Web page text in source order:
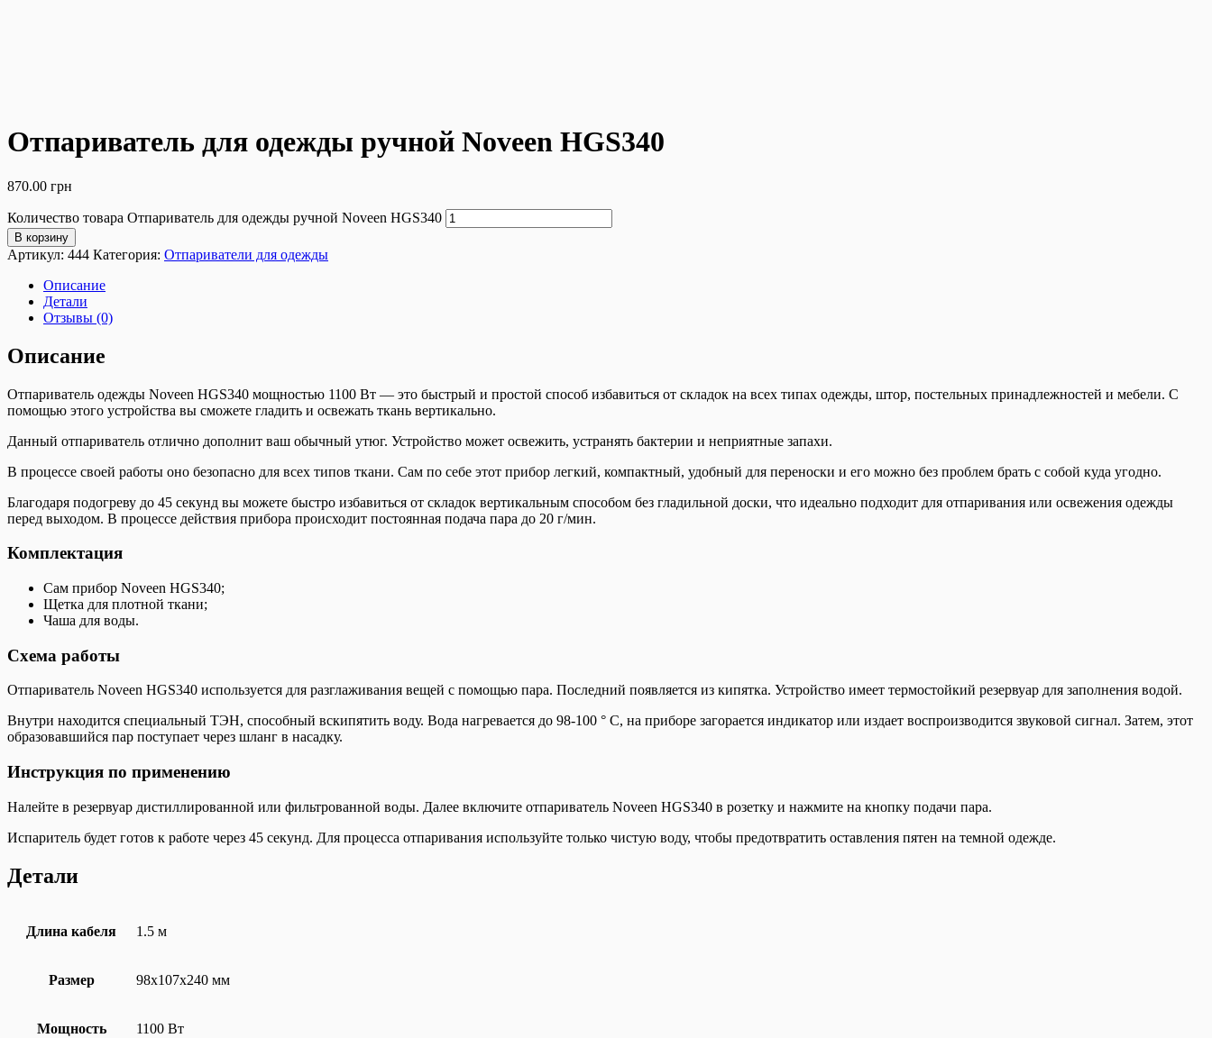
Отпариватель для одежды ручной Noveen HGS340
870.00 грн
Количество товара Отпариватель для одежды ручной Noveen HGS340
В корзину
Артикул: 444 Категория: Отпариватели для одежды
Описание
Детали
Отзывы (0)
Описание
Отпариватель одежды Noveen HGS340 мощностью 1100 Вт — это быстрый и простой способ избавиться от складок на всех типах одежды, штор, постельных принадлежностей и мебели. С
помощью этого устройства вы сможете гладить и освежать ткань вертикально.
Данный отпариватель отлично дополнит ваш обычный утюг. Устройство может освежить, устранять бактерии и неприятные запахи.
В процессе своей работы оно безопасно для всех типов ткани. Сам по себе этот прибор легкий, компактный, удобный для переноски и его можно без проблем брать с собой куда угодно.
Благодаря подогреву до 45 секунд вы можете быстро избавиться от складок вертикальным способом без гладильной доски, что идеально подходит для отпаривания или освежения одежды
перед выходом. В процессе действия прибора происходит постоянная подача пара до 20 г/мин.
Комплектация
Сам прибор Noveen HGS340;
Щетка для плотной ткани;
Чаша для воды.
Схема работы
Отпариватель Noveen HGS340 используется для разглаживания вещей с помощью пара. Последний появляется из кипятка. Устройство имеет термостойкий резервуар для заполнения водой.
Внутри находится специальный ТЭН, способный вскипятить воду. Вода нагревается до 98-100 ° С, на приборе загорается индикатор или издает воспроизводится звуковой сигнал. Затем, этот
образовавшийся пар поступает через шланг в насадку.
Инструкция по применению
Налейте в резервуар дистиллированной или фильтрованной воды. Далее включите отпариватель Noveen HGS340 в розетку и нажмите на кнопку подачи пара.
Испаритель будет готов к работе через 45 секунд. Для процесса отпаривания используйте только чистую воду, чтобы предотвратить оставления пятен на темной одежде.
Детали
Длина кабеля 1.5 м
Размер 98х107х240 мм
Мощность 1100 Вт